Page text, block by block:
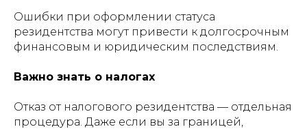
Ошибки при оформлении статуса
резидентства могут привести к долгосрочным
финансовым и юридическим последствиям.
Важно знать о налогах
Отказ от налогового резидентства — отдельная
процедура. Даже если вы за границей,